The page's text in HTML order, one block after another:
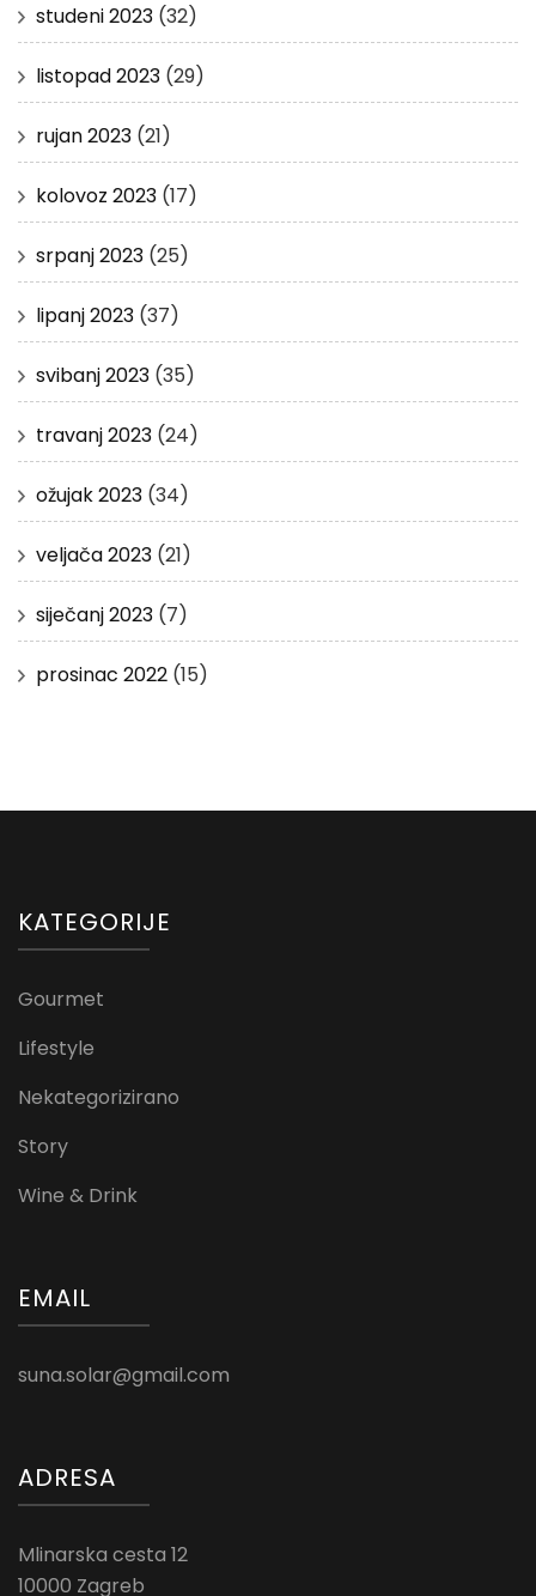
studeni 2023 (32)
listopad 2023 (29)
rujan 2023 (21)
kolovoz 2023 (17)
srpanj 2023 (25)
lipanj 2023 (37)
svibanj 2023 (35)
travanj 2023 (24)
ožujak 2023 (34)
veljača 2023 (21)
siječanj 2023 (7)
prosinac 2022 (15)
KATEGORIJE
Gourmet
Lifestyle
Nekategorizirano
Story
Wine & Drink
EMAIL
suna.solar@gmail.com
ADRESA
Mlinarska cesta 12
10000 Zagreb